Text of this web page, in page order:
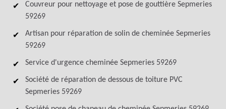
Couvreur pour nettoyage et pose de gouttière Sepmeries
59269
Artisan pour réparation de solin de cheminée Sepmeries
59269
Service d'urgence cheminée Sepmeries 59269
Société de réparation de dessous de toiture PVC
Sepmeries 59269